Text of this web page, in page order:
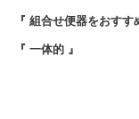
『 組合せ便器をおすす
『 一体的 』